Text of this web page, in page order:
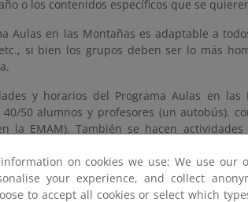
o los contenidos específicos que se
Aulas en las Montañas es adaptable a
si bien los grupos deben ser lo más
y horarios del Programa Aulas en
50 alumnos y profesores (un autobús),
la EMAM). También se hacen
página web del programa
on cookies we use: We use our
your experience, and collect
to accept all cookies or select which